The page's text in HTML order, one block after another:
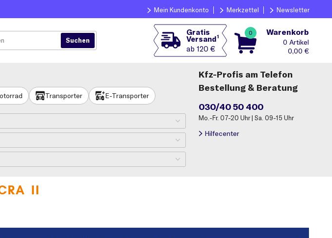
Mein Kundenkonto Merkzettel Newsletter
Gratis
Versand1
ab 120 €
0 Warenkorb
0
0,00 €
Transporter E-Transporter
Kfz-Profis am Telefon
Bestellung & Beratung
030/40 50 400
Mo.-Fr. 07-20 Uhr | Sa. 09-15 Uhr
Hilfecenter
II